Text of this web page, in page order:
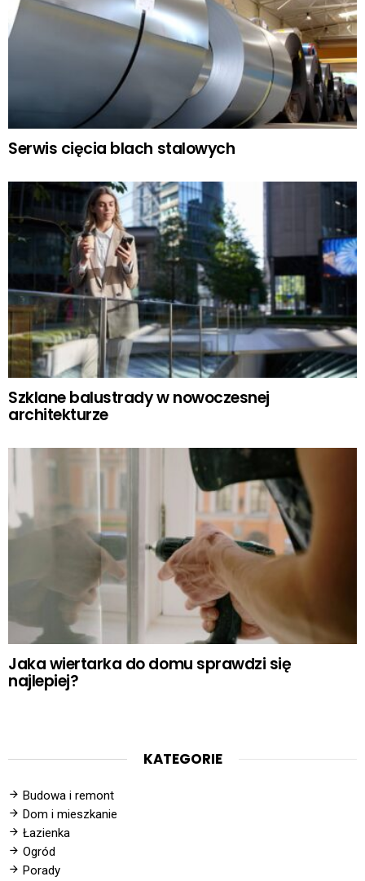
Serwis cięcia blach stalowych
Szklane balustrady w nowoczesnej
architekturze
Jaka wiertarka do domu sprawdzi się
najlepiej?
KATEGORIE
Budowa i remont
Dom i mieszkanie
Łazienka
Ogród
Porady